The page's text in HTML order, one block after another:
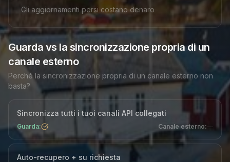
Gli aggiornamenti persi costano denaro
Guarda vs la sincronizzazione propria di un
canale esterno
Perché la sincronizzazione propria di un canale esterno non
basta?
Sincronizza tutti i tuoi canali API collegati
Guarda: Canale esterno:—
Auto-recupero + su richiesta